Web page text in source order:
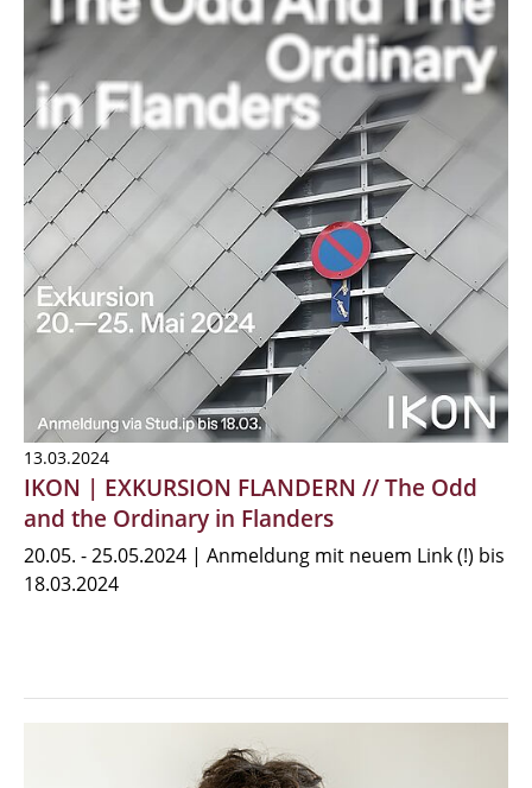
13.03.2024
IKON | EXKURSION FLANDERN // The Odd
and the Ordinary in Flanders
20.05. - 25.05.2024 | Anmeldung mit neuem Link (!) bis
18.03.2024